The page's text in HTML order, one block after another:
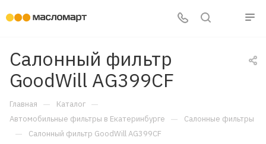
Салонный фильтр
GoodWill AG399CF
Главная — Каталог —
Автомобильные фильтры в Екатеринбурге — Салонные фильтры
— Салонный фильтр GoodWill AG399CF